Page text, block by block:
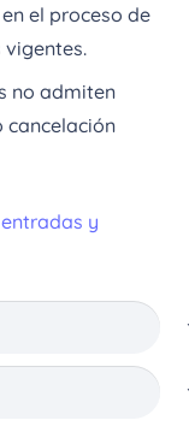
el proceso de
vigentes.
no admiten
cancelación
y